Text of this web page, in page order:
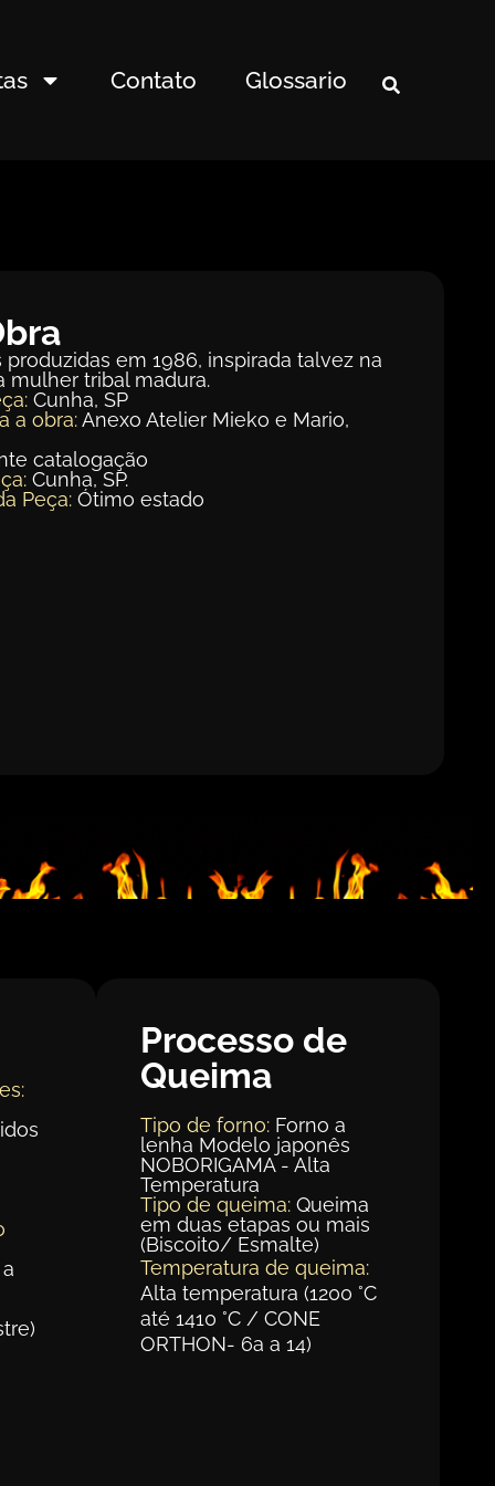
Contato Glossario
em 1986, inspirada talvez na
mulher tribal madura.
Cunha, SP
a obra:Anexo Atelier Mieko e Mario,
catalogação
Cunha, SP.
Peça:Ótimo estado
Processo de
Queima
Tipo de forno: Forno a
lenha Modelo japonês
NOBORIGAMA - Alta
Temperatura
Tipo de queima: Queima
em duas etapas ou mais
(Biscoito/ Esmalte)
Temperatura de queima:
Alta temperatura (1200 °C
até 1410 °C / CONE
ORTHON- 6a a 14)